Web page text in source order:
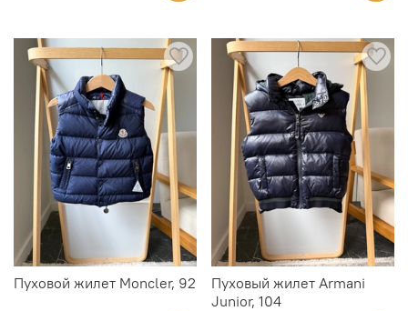
Пуховой жилет Moncler, 92
Пуховый жилет Armani
Junior, 104